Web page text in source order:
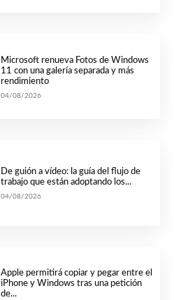
Microsoft renueva Fotos de Windows
11 con una galería separada y más
rendimiento
04/08/2026
De guión a vídeo: la guía del flujo de
trabajo que están adoptando los...
04/08/2026
Apple permitirá copiar y pegar entre el
iPhone y Windows tras una petición
de...